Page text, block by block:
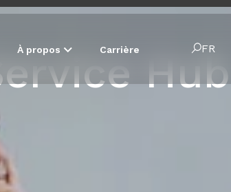
À propos Carrière FR
Hub